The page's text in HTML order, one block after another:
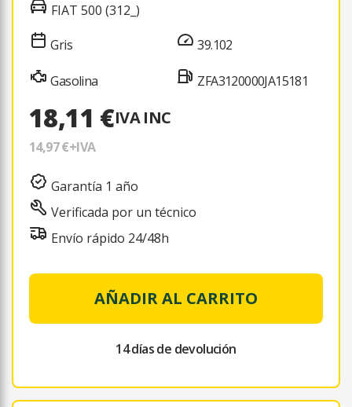
FIAT 500 (312_)
Gris
Gasolina
39.102
ZFA3120000JA15181
18,11 €IVA INC
14,97 €+IVA
Garantía 1 año
Verificada por un técnico
Envío rápido 24/48h
AÑADIR AL CARRITO
14 días de devolución